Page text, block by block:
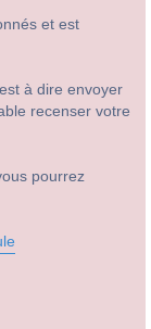
et est
à dire envoyer
recenser votre
pourrez